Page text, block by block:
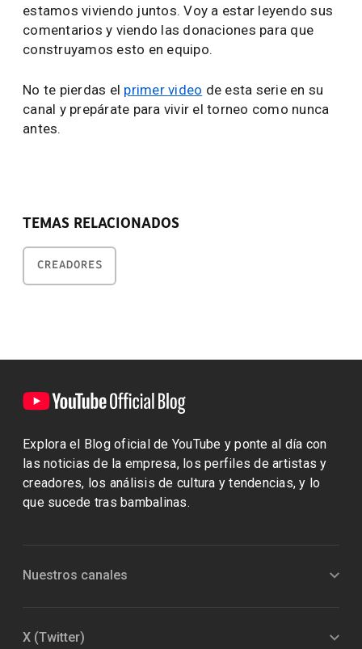
estamos viviendo juntos. Voy a estar leyendo sus
comentarios y viendo las donaciones para que
construyamos esto en equipo.
No te pierdas el primer video de esta serie en su
canal y prepárate para vivir el torneo como nunca
antes.
TEMAS RELACIONADOS
CREADORES
Explora el Blog oficial de YouTube y ponte al día con
las noticias de la empresa, los perfiles de artistas y
creadores, los análisis de cultura y tendencias, y lo
que sucede tras bambalinas.
Nuestros canales
X (Twitter)